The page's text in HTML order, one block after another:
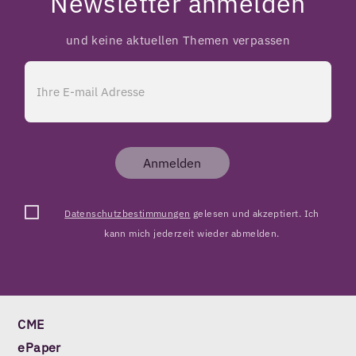
und keine aktuellen Themen verpassen
Anmelden
Datenschutzbestimmungen gelesen und akzeptiert. Ich
kann mich jederzeit wieder abmelden.
CME
ePaper